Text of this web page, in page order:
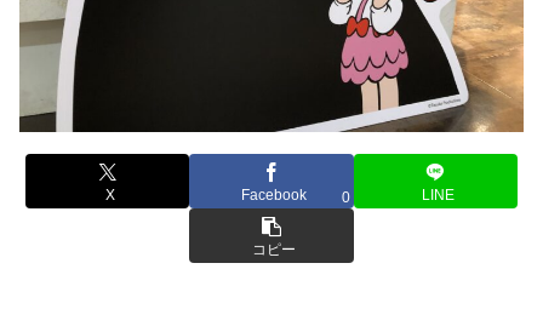
X Facebook 0 LINE
コピー